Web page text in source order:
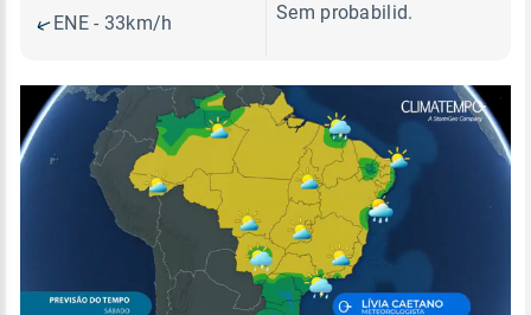
ENE - 33km/h
Sem probabilid.